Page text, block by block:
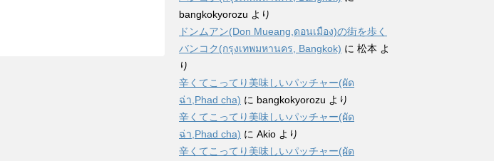
bangkokyorozu より
ドンムアン(Don Mueang,ดอนเมือง)の街を歩く
バンコク(กรุงเทพมหานคร, Bangkok) に 松本 よ
り
辛くてこってり美味しいパッチャー(ผัด
ฉ่า,Phad cha) に bangkokyorozu より
辛くてこってり美味しいパッチャー(ผัด
ฉ่า,Phad cha) に Akio より
辛くてこってり美味しいパッチャー(ผัด